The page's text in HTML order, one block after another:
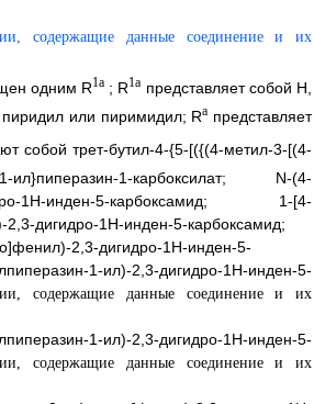
одним R1a ; R1a представляет собой H,
пиридил или пиримидил; Ra представляет
собой трет-бутил-4-{5-[({(4-метил-3-[(4-
1-ил}пиперазин-1-карбоксилат; N-(4-
1H-инден-5-карбоксамид; 1-[4-
дигидро-1H-инден-5-карбоксамид;
2,3-дигидро-1H-инден-5-
1-ил)-2,3-дигидро-1H-инден-5-
1-ил)-2,3-дигидро-1H-инден-5-